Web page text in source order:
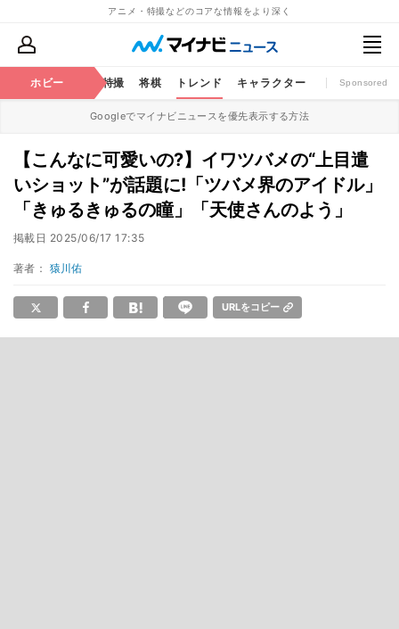
アニメ・特撮などのコアな情報をより深く
ホビー
おもちゃ 特撮 将棋 トレンド キャラクター Sponsored
Googleでマイナビニュースを優先表示する方法
【こんなに可愛いの?】イワツバメの“上目遣
いショット”が話題に!「ツバメ界のアイドル」
「きゅるきゅるの瞳」「天使さんのよう」
掲載日 2025/06/17 17:35
著者： 猿川佑
URLをコピー